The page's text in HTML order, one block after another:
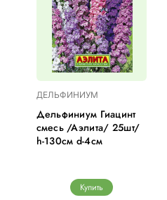
ДЕЛЬФИНИУМ
Дельфиниум Гиацинт
смесь /Аэлита/ 25шт/
h-130см d-4см
Купить